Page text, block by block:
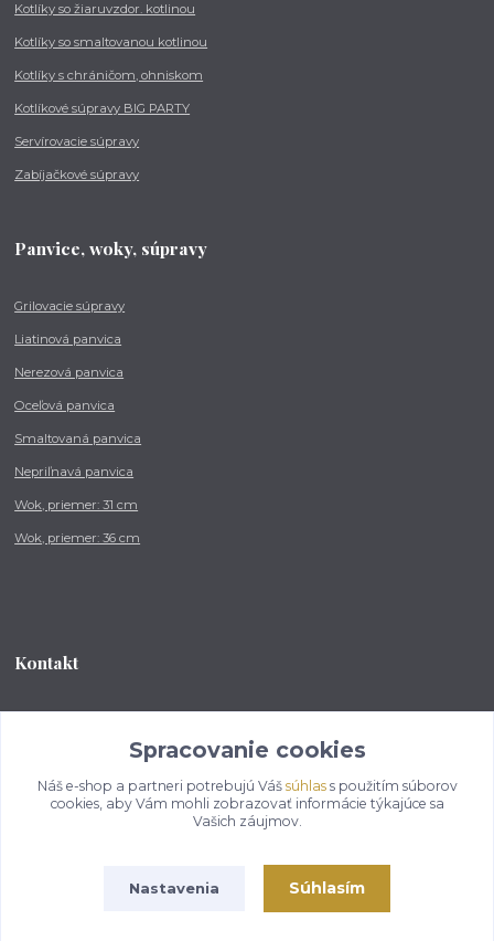
Kotlíky so žiaruvzdor. kotlinou
Kotlíky so smaltovanou kotlinou
Kotlíky s chráničom, ohniskom
Kotlíkové súpravy BIG PARTY
Servírovacie súpravy
Zabíjačkové súpravy
Panvice, woky, súpravy
Grilovacie súpravy
Liatinová panvica
Nerezová panvica
Oceľová panvica
Smaltovaná panvica
Nepriľnavá panvica
Wok, priemer: 31 cm
Wok, priemer: 36 cm
Kontakt
od 8:00 - do 16:00 hod
info@kotlikovesupravy.sk
Spracovanie cookies
Náš e-shop a partneri potrebujú Váš súhlass použitím súborov
cookies, aby Vám mohli zobrazovať informácie týkajúce sa
Vašich záujmov.
Nastavenia Súhlasím